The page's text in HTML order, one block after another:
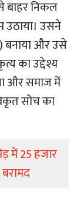
बाहर निकल
उसने
बनाया और उसे
का उद्देश्य
और समाज में
सोच का
में 25 हजार